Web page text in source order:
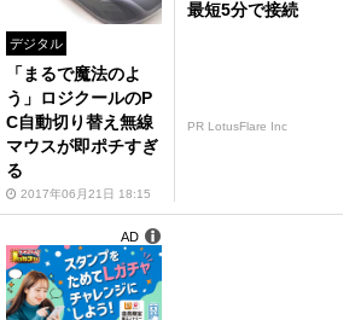
デジタル
「まるで魔法のよ
う」ロジクールのP
C自動切り替え無線
マウスが即ポチすぎ
る
2017年06月21日 18:15
最短5分で接続
PR LotusFlare Inc
AD